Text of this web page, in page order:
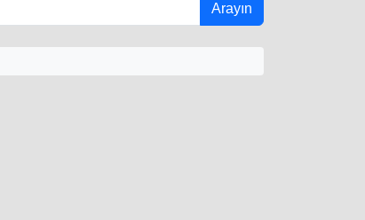
Arayın